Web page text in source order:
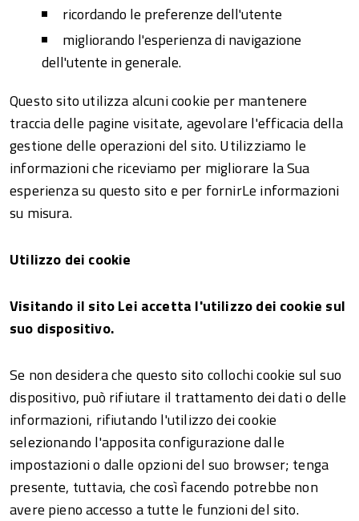
ricordando le preferenze dell'utente
migliorando l'esperienza di navigazione
dell'utente in generale.
Questo sito utilizza alcuni cookie per mantenere
traccia delle pagine visitate, agevolare l'efficacia della
gestione delle operazioni del sito. Utilizziamo le
informazioni che riceviamo per migliorare la Sua
esperienza su questo sito e per fornirLe informazioni
su misura.
Utilizzo dei cookie
Visitando il sito Lei accetta l'utilizzo dei cookie sul
suo dispositivo.
Se non desidera che questo sito collochi cookie sul suo
dispositivo, può rifiutare il trattamento dei dati o delle
informazioni, rifiutando l'utilizzo dei cookie
selezionando l'apposita configurazione dalle
impostazioni o dalle opzioni del suo browser; tenga
presente, tuttavia, che così facendo potrebbe non
avere pieno accesso a tutte le funzioni del sito.